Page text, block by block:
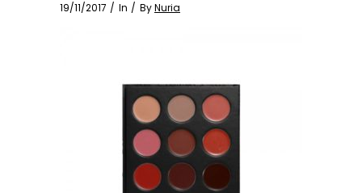
19/11/2017 In ByNuria